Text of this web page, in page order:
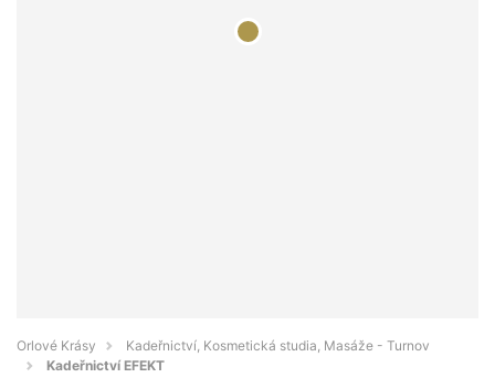
Orlové Krásy
Kadeřnictví, Kosmetická studia, Masáže - Turnov
Kadeřnictví EFEKT